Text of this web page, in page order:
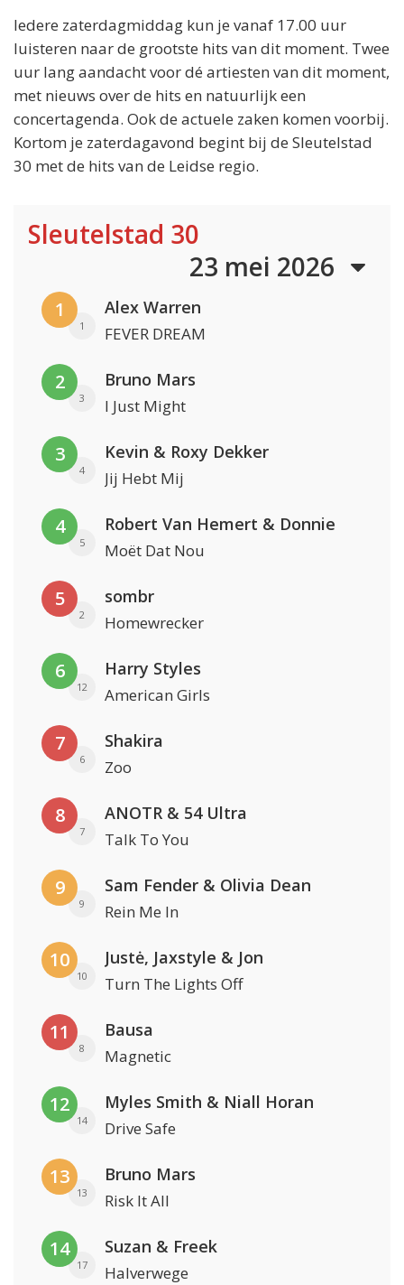
Iedere zaterdagmiddag kun je vanaf 17.00 uur
luisteren naar de grootste hits van dit moment. Twee
uur lang aandacht voor dé artiesten van dit moment,
met nieuws over de hits en natuurlijk een
concertagenda. Ook de actuele zaken komen voorbij.
Kortom je zaterdagavond begint bij de Sleutelstad
30 met de hits van de Leidse regio.
Sleutelstad 30
23 mei 2026
1
1
Alex Warren
FEVER DREAM
2
3
Bruno Mars
I Just Might
3
4
Kevin & Roxy Dekker
Jij Hebt Mij
4
5
Robert Van Hemert & Donnie
Moët Dat Nou
5
2
sombr
Homewrecker
6
12
Harry Styles
American Girls
7
6
Shakira
Zoo
8
7
ANOTR & 54 Ultra
Talk To You
9
9
Sam Fender & Olivia Dean
Rein Me In
10
10
Justė, Jaxstyle & Jon
Turn The Lights Off
11
8
Bausa
Magnetic
12
14
Myles Smith & Niall Horan
Drive Safe
13
13
Bruno Mars
Risk It All
14
17
Suzan & Freek
Halverwege